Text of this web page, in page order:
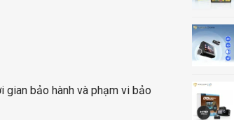
gian bảo hành và phạm vi bảo